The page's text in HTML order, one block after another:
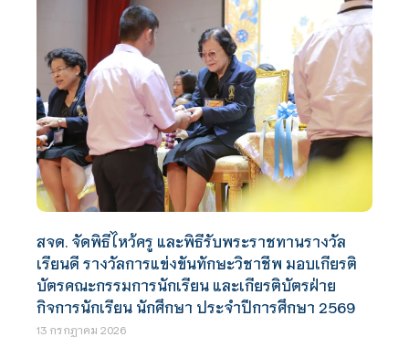
สจด. จัดพิธีไหว้ครู และพิธีรับพระราชทานรางวัล
เรียนดี รางวัลการแข่งขันทักษะวิชาชีพ มอบเกียรติ
บัตรคณะกรรมการนักเรียน และเกียรติบัตรฝ่าย
กิจการนักเรียน นักศึกษา ประจำปีการศึกษา 2569
13 กรกฎาคม 2026